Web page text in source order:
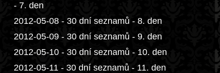
- 7. den
2012-05-08 - 30 dní seznamů - 8. den
2012-05-09 - 30 dní seznamů - 9. den
2012-05-10 - 30 dní seznamů - 10. den
2012-05-11 - 30 dní seznamů - 11. den